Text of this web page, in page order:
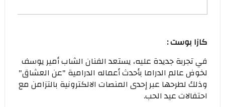
كازا بوست :
في تجربة جديدة عليه، يستعد الفنان الشاب أمير يوسف
لخوض عالم الدراما بأحدث أعماله الدرامية "عن العشاق"
وذلك لطرحها عبر إحدى المنصات الالكترونية بالتزامن مع
احتفالات عيد الحب.